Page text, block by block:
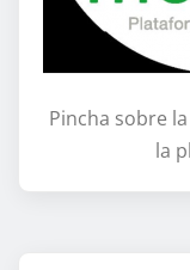
Pincha sobre
la